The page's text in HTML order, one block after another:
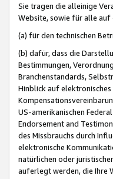
Sie tragen die alleinige
Website, sowie für alle auf
(a) für den technischen
(b) dafür, dass die
Bestimmungen,
Branchenstandards,
Hinblick auf
US-amerikanischen
Endorsement and
des Missbrauchs durch
elektronische
natürlichen oder
auferlegt werden, die Ihre